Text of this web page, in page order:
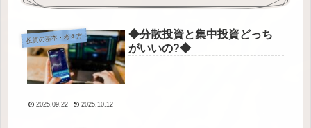
投資の基本・考え方
◆分散投資と集中投資どっち
がいいの?◆
2025.09.22 2025.10.12